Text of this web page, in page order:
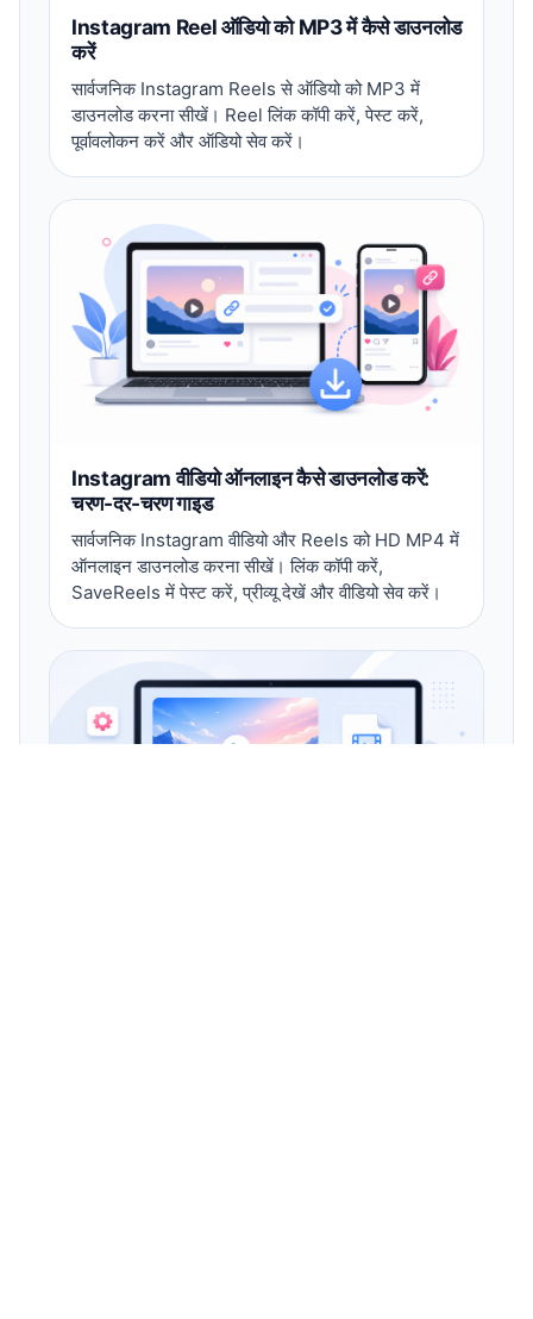
Instagram Reel ऑडियो को MP3 में कैसे डाउनलोड
करें
सार्वजनिक Instagram Reels से ऑडियो को MP3 में
डाउनलोड करना सीखें। Reel लिंक कॉपी करें, पेस्ट करें,
पूर्वावलोकन करें और ऑडियो सेव करें।
Instagram वीडियो ऑनलाइन कैसे डाउनलोड करें:
चरण-दर-चरण गाइड
सार्वजनिक Instagram वीडियो और Reels को HD MP4 में
ऑनलाइन डाउनलोड करना सीखें। लिंक कॉपी करें,
SaveReels में पेस्ट करें, प्रीव्यू देखें और वीडियो सेव करें।